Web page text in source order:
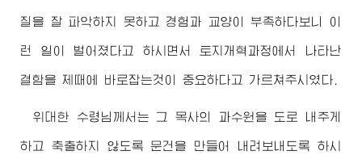
질을 잘 파악하지 못하고 경험과 교양이 부족하다보니 이
런 일이 벌어졌다고 하시면서 토지개혁과정에서 나타난
결함을 제때에 바로잡는것이 중요하다고 가르쳐주시였다.
위대한 수령님께서 는 그 목사의 과수원을 도로 내주게
하고 축출하지 않도록 문건을 만들어 내려보내도록 하시